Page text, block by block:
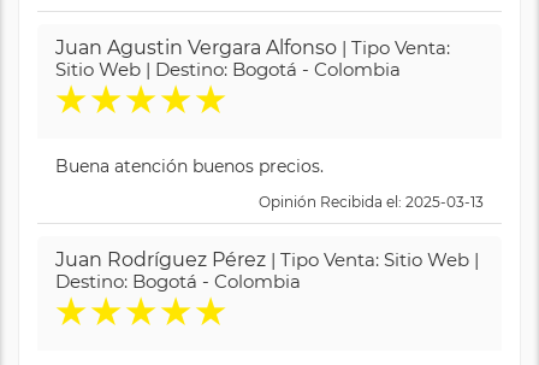
Juan Agustin Vergara Alfonso | Tipo Venta:
Sitio Web | Destino: Bogotá - Colombia
★★★★★
Buena atención buenos precios.
Opinión Recibida el: 2025-03-13
Juan Rodríguez Pérez | Tipo Venta: Sitio Web |
Destino: Bogotá - Colombia
★★★★★